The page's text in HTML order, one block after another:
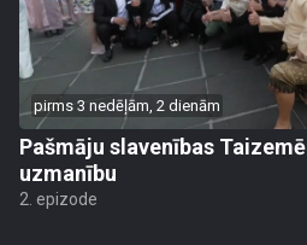
pirms 3 nedēļām, 2 dienām
Pašmāju slavenības
uzmanību
2. epizode